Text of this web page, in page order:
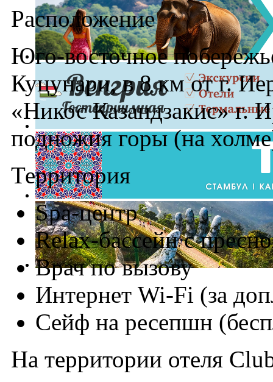
Расположение
Юго-восточное
Куцунари, в 8 км от г.
«Никос Казандзакис» г.
подножия горы (на
Территория
Spa-центр
Relax-бассейн с
Врач по вызову
Интернет Wi-Fi (за
Сейф на ресепшн
На территории отеля